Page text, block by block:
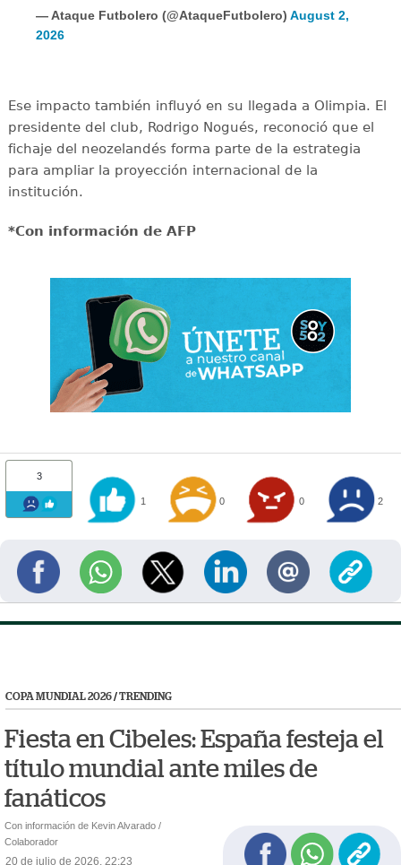
— Ataque Futbolero (@AtaqueFutbolero) August 2,
2026
Ese impacto también influyó en su llegada a Olimpia. El
presidente del club, Rodrigo Nogués, reconoció que el
fichaje del neozelandés forma parte de la estrategia
para ampliar la proyección internacional de la
institución.
*Con información de AFP
3
1 0 0 2
COPA MUNDIAL 2026/TRENDING
Fiesta en Cibeles: España festeja el
título mundial ante miles de
fanáticos
Con información de Kevin Alvarado /
Colaborador
20 de julio de 2026, 22:23